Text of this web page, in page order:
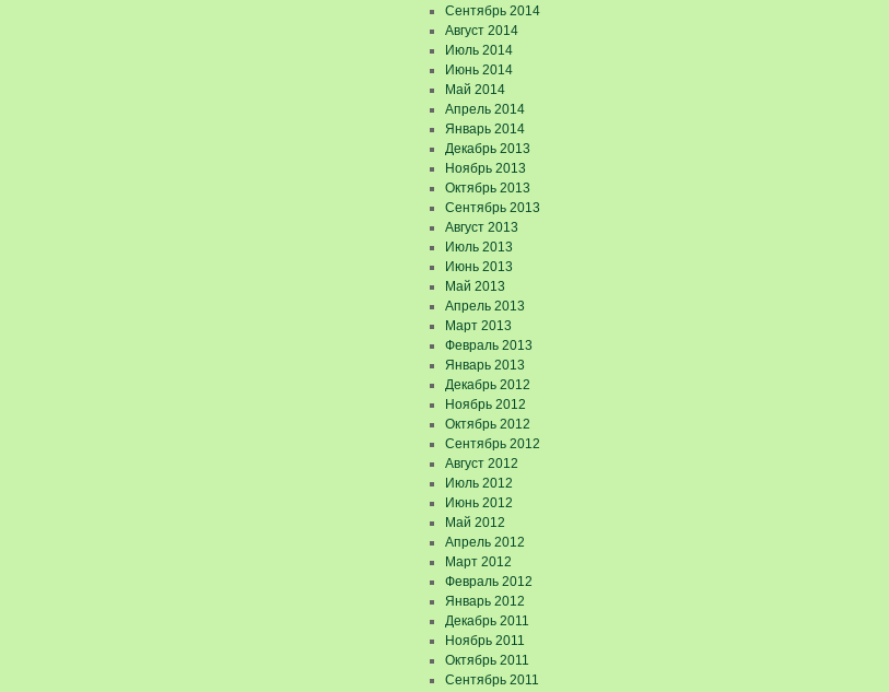
Сентябрь 2014
Август 2014
Июль 2014
Июнь 2014
Май 2014
Апрель 2014
Январь 2014
Декабрь 2013
Ноябрь 2013
Октябрь 2013
Сентябрь 2013
Август 2013
Июль 2013
Июнь 2013
Май 2013
Апрель 2013
Март 2013
Февраль 2013
Январь 2013
Декабрь 2012
Ноябрь 2012
Октябрь 2012
Сентябрь 2012
Август 2012
Июль 2012
Июнь 2012
Май 2012
Апрель 2012
Март 2012
Февраль 2012
Январь 2012
Декабрь 2011
Ноябрь 2011
Октябрь 2011
Сентябрь 2011